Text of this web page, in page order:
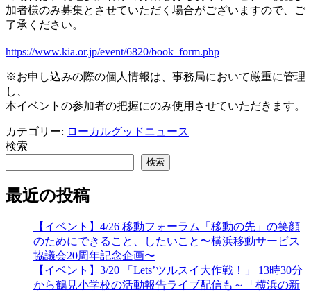
加者様のみ募集とさせていただく場合がございますので、ご
了承ください。
https://www.kia.or.jp/event/6820/book_form.php
※お申し込みの際の個人情報は、事務局において厳重に管理
し、
本イベントの参加者の把握にのみ使用させていただきます。
カテゴリー: ローカルグッドニュース
検索
検索
最近の投稿
【イベント】4/26 移動フォーラム「移動の先」の笑顔
のためにできること、したいこと〜横浜移動サービス
協議会20周年記念企画〜
【イベント】3/20 「Lets’ツルスイ大作戦！」 13時30分
から鶴見小学校の活動報告ライブ配信も～「横浜の新